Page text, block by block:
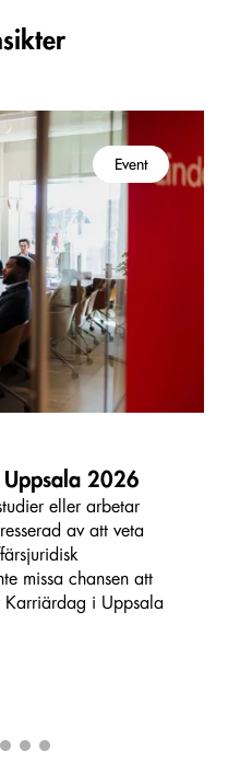
Event
Uppsala 2026
eller arbetar
av att veta
missa chansen att
Karriärdag i Uppsala
4 5 6